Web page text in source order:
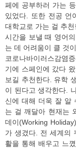
페에 공부하러 가는
있었다. 또한 전공 언
대학교로 가는 걸 추
시간을 보낼 때 영어
는 데 어려움이 클 것
코로나바이러스감염
기에 스페인에 갔다
보길 추천한다. 유학
이 된다고 생각한다.
신에 대해 더욱 잘 알
는 걸 깨달아 현재는
데이(Working
가 생겼다. 전 세계의
활을 통해 배우고 느